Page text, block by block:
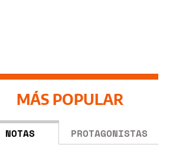
MÁS POPULAR
NOTAS PROTAGONISTAS